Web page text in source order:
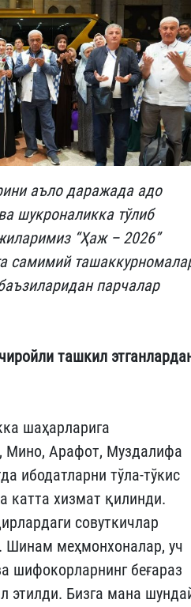
аъло даражада адо
шукроналикка тўлиб
“Ҳаж – 2026”
самимий
парчалар
ташкил
шаҳарларига
Мино, Арафот, Муздалифа
ибодатларни тўла-тўкис
катта хизмат қилинди.
совуткичлар
Шинам меҳмонхоналар, уч
шифокорларнинг беғараз
этилди. Бизга мана